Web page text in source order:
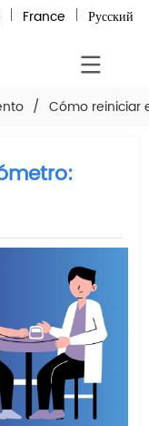
France Русский
/ Cómo reiniciar